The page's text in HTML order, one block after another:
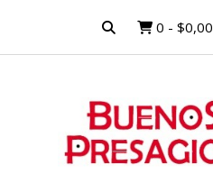
0 - $0,00